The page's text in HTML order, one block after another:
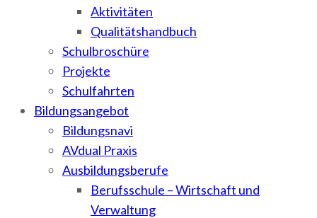
Aktivitäten
Qualitätshandbuch
Schulbroschüre
Projekte
Schulfahrten
Bildungsangebot
Bildungsnavi
AVdual Praxis
Ausbildungsberufe
Berufsschule – Wirtschaft und
Verwaltung